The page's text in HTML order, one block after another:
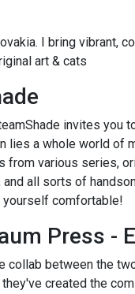
I bring vibrant,
art & cats
invites you
lies a whole world of
from various series,
all sorts of
yourself comfortable!
Press -
collab between the
they've created the